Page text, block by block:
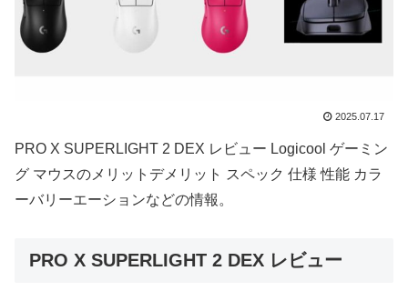
2025.07.17
PRO X SUPERLIGHT 2 DEX レビュー Logicool ゲーミン
グ マウスのメリットデメリット スペック 仕様 性能 カラ
ーバリーエーションなどの情報。
PRO X SUPERLIGHT 2 DEX レビュー